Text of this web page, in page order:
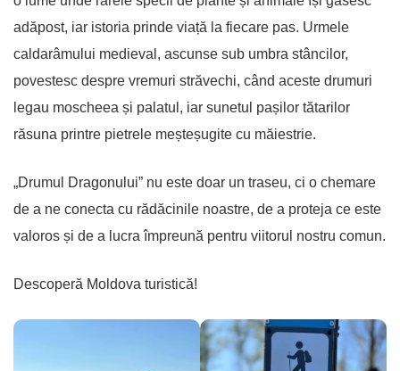
adăpost, iar istoria prinde viață la fiecare pas. Urmele
caldarâmului medieval, ascunse sub umbra stâncilor,
povestesc despre vremuri străvechi, când aceste drumuri
legau moscheea și palatul, iar sunetul pașilor tătarilor
răsuna printre pietrele meșteșugite cu măiestrie.
„Drumul Dragonului” nu este doar un traseu, ci o chemare
de a ne conecta cu rădăcinile noastre, de a proteja ce este
valoros și de a lucra împreună pentru viitorul nostru comun.
Descoperă Moldova turistică!